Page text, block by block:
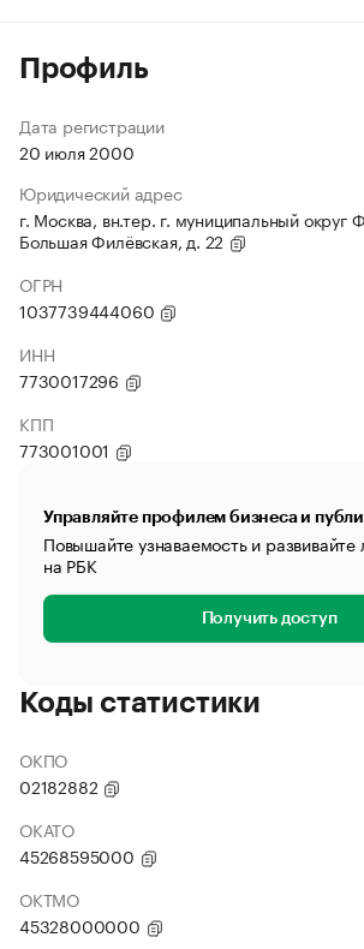
Профиль
Дата регистрации
20 июля 2000
Юридический адрес
г. Москва, вн.тер. г. муниципальный округ
Большая Филёвская, д. 22
ОГРН
1037739444060
ИНН
7730017296
КПП
773001001
Управляйте профилем бизнеса и
Повышайте узнаваемость и
на РБК
Получить доступ
Коды статистики
ОКПО
02182882
ОКАТО
45268595000
ОКТМО
45328000000